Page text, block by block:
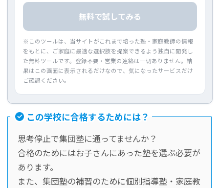
無料で試してみる
※このツールは、当サイトがこれまで培った塾・家庭教師の情報
をもとに、ご家庭に最適な選択肢を提案できるよう独自に開発し
た無料ツールです。登録不要・営業の連絡は一切ありません。結
果はこの画面に表示されるだけなので、気になったサービスだけ
ご確認ください。
この学校に合格するためには？
思考停止で集団塾に通ってませんか？
合格のためにはお子さんにあった塾を選ぶ必要が
あります。
また、集団塾の補習のために個別指導塾・家庭教